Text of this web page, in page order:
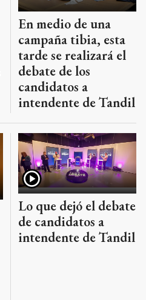
En medio de una
campaña tibia, esta
tarde se realizará el
debate de los
candidatos a
intendente de Tandil
Lo que dejó el debate
de candidatos a
intendente de Tandil